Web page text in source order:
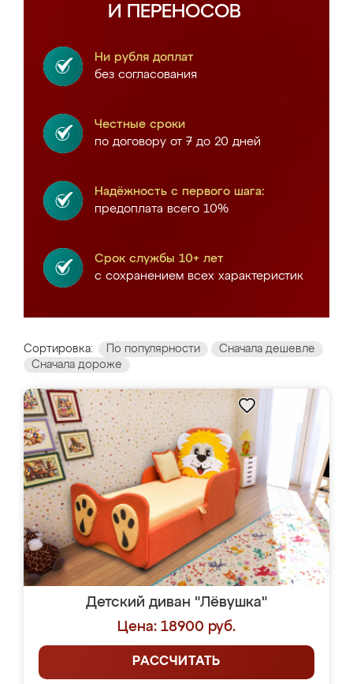
И ПЕРЕНОСОВ
Ни рубля доплат
без согласования
Честные сроки
по договору от 7 до 20 дней
Надёжность с первого шага:
предоплата всего 10%
Срок службы 10+ лет
с сохранением всех характеристик
Сортировка: По популярности
Сначала дешевле
Сначала дороже
Детский диван "Лёвушка"
Цена: 18900 руб.
РАССЧИТАТЬ